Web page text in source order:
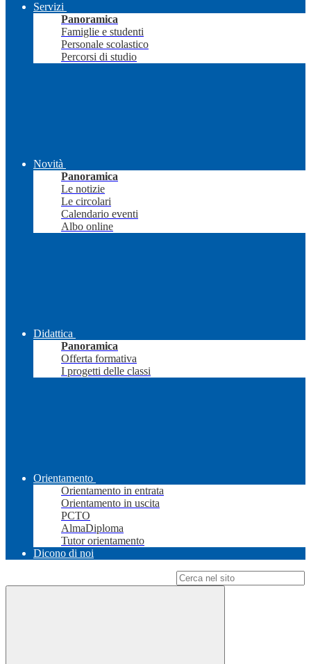
Servizi
Panoramica
Famiglie e studenti
Personale scolastico
Percorsi di studio
Novità
Panoramica
Le notizie
Le circolari
Calendario eventi
Albo online
Didattica
Panoramica
Offerta formativa
I progetti delle classi
Orientamento
Orientamento in entrata
Orientamento in uscita
PCTO
AlmaDiploma
Tutor orientamento
Dicono di noi